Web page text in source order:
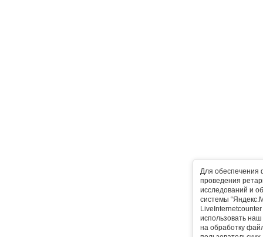
Для обеспечения
проведения
исследований и
системы
использовать
на обработку